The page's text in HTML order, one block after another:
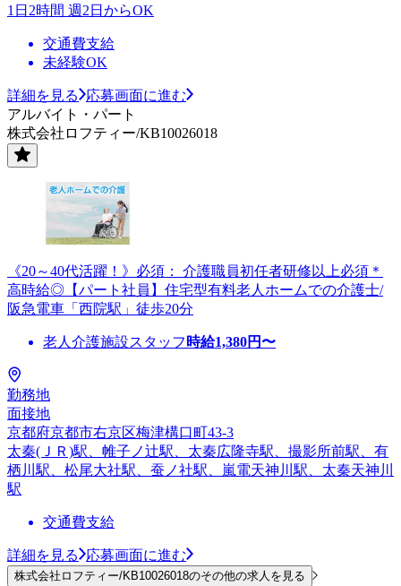
1日2時間 週2日からOK
交通費支給
未経験OK
詳細を見る
応募画面に進む
アルバイト・パート
株式会社ロフティー/KB10026018
《20～40代活躍！》必須： 介護職員初任者研修以上必須＊
高時給◎【パート社員】住宅型有料老人ホームでの介護士/
阪急電車「西院駅」徒歩20分
老人介護施設スタッフ 時給1,380円〜
勤務地
面接地
京都府京都市右京区梅津構口町43-3
太秦(ＪＲ)駅、帷子ノ辻駅、太秦広隆寺駅、撮影所前駅、有
栖川駅、松尾大社駅、蚕ノ社駅、嵐電天神川駅、太秦天神川
駅
交通費支給
詳細を見る 応募画面に進む
株式会社ロフティー/KB10026018のその他の求人を見る